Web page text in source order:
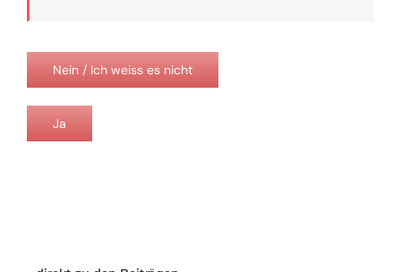
Nein / Ich weiss es nicht
Ja